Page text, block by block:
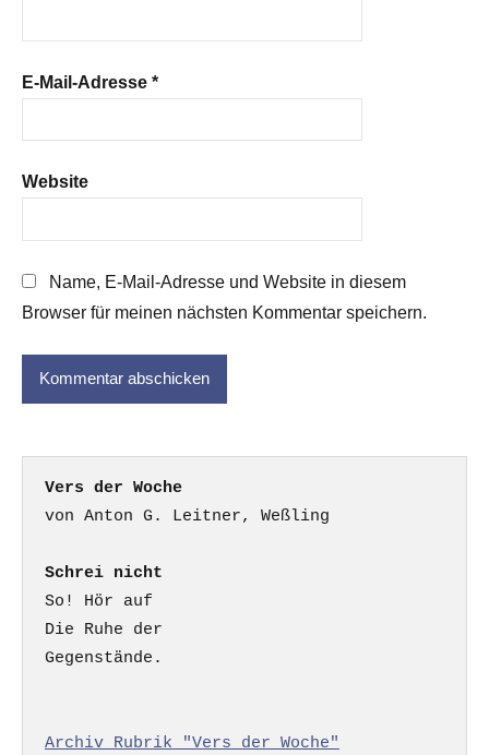
E-Mail-Adresse *
Website
Name, E-Mail-Adresse und Website in diesem
Browser für meinen nächsten Kommentar speichern.
Vers der Woche
Schrei nicht
So! Hör auf
Die Ruhe der
Gegenstände.
Archiv Rubrik "Vers der Woche"